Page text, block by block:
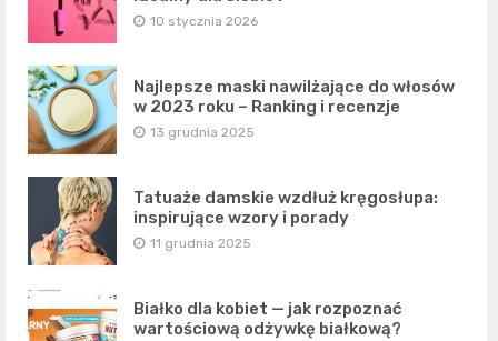
10 stycznia 2026
Najlepsze maski nawilżające do włosów
w 2023 roku – Ranking i recenzje
13 grudnia 2025
Tatuaże damskie wzdłuż kręgosłupa:
inspirujące wzory i porady
11 grudnia 2025
Białko dla kobiet — jak rozpoznać
wartościową odżywkę białkową?